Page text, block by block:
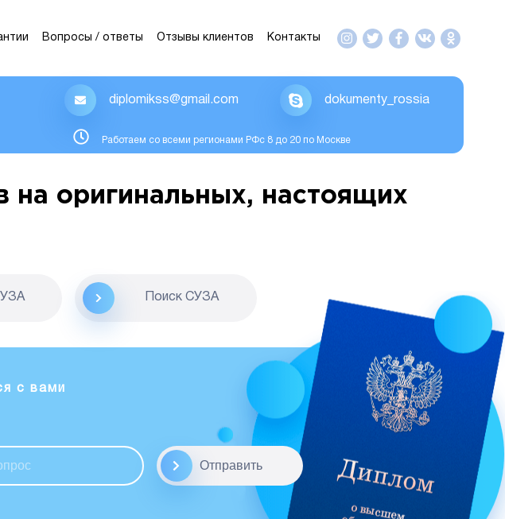
Вопросы / ответы Отзывы клиентов Контакты
diplomikss@gmail.com dokumenty_rossia
Работаем со всеми регионами РФс 8 до 20 по Москве
на оригинальных, настоящих
Поиск CУЗА
с вами
Отправить